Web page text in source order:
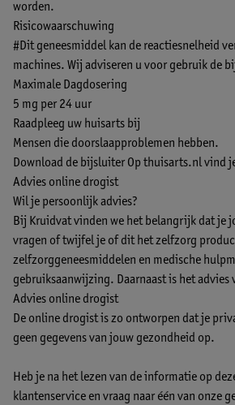
worden.
Risicowaarschuwing
#Dit geneesmiddel kan de reactiesnelheid
machines. Wij adviseren u voor gebruik de
Maximale Dagdosering
5 mg per 24 uur
Raadpleeg uw huisarts bij
Mensen die doorslaapproblemen hebben.
Download de bijsluiter Op thuisarts.nl vind
Advies online drogist
Wil je persoonlijk advies?
Bij Kruidvat vinden we het belangrijk dat je
vragen of twijfel je of dit het zelfzorg
zelfzorggeneesmiddelen en medische
gebruiksaanwijzing. Daarnaast is het
Advies online drogist
De online drogist is zo ontworpen dat je
geen gegevens van jouw gezondheid op.
Heb je na het lezen van de informatie op
klantenservice en vraag naar één van